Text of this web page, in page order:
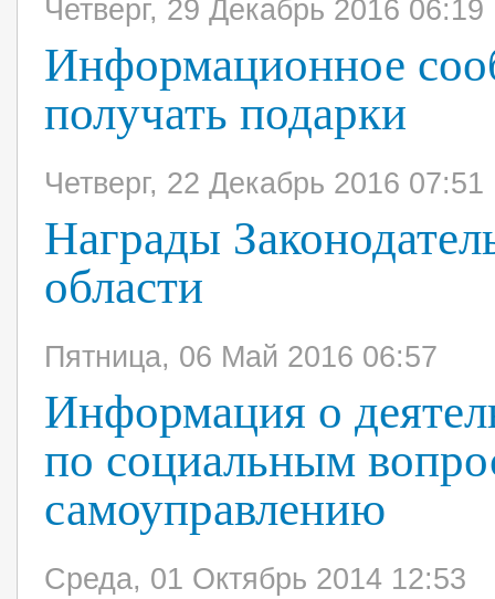
Четверг, 29 Декабрь 2016 06:19
Информационное
получать подарки
Четверг, 22 Декабрь 2016 07:51
Награды
области
Пятница, 06 Май 2016 06:57
Информация о
по социальным
самоуправлению
Среда, 01 Октябрь 2014 12:53